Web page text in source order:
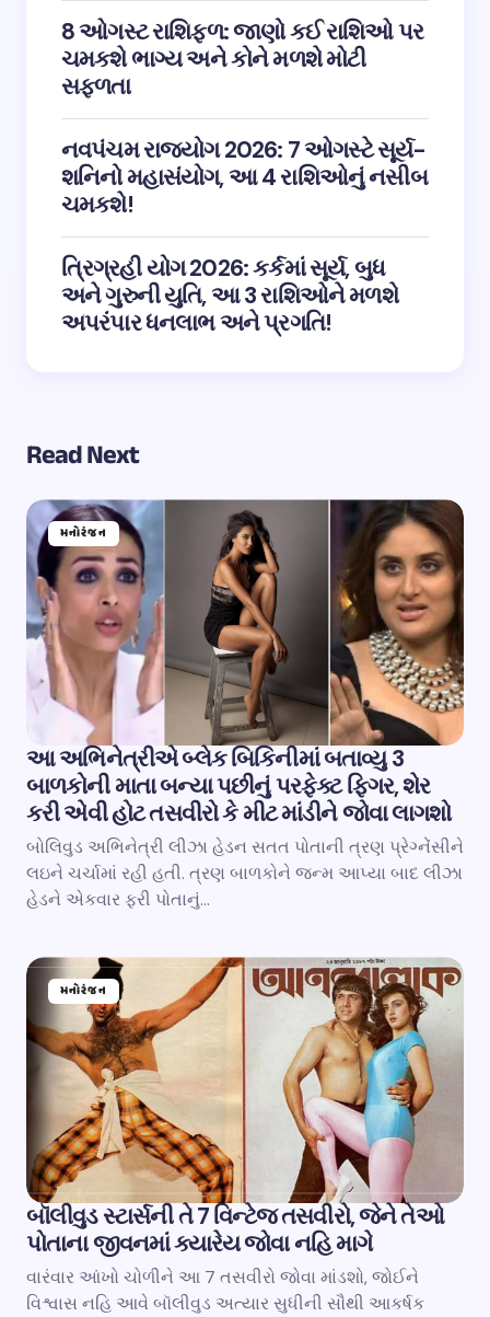
8 ઓગસ્ટ રાશિફળ: જાણો કઈ રાશિઓ પર
ચમકશે ભાગ્ય અને કોને મળશે મોટી
સફળતા
નવપંચમ રાજયોગ 2026: 7 ઓગસ્ટે સૂર્ય-
શનિનો મહાસંયોગ, આ 4 રાશિઓનું નસીબ
ચમકશે!
ત્રિગ્રહી યોગ 2026: કર્કમાં સૂર્ય, બુધ
અને ગુરુની યુતિ, આ 3 રાશિઓને મળશે
અપરંપાર ધનલાભ અને પ્રગતિ!
Read Next
મનોરંજન
આ અભિનેત્રીએ બ્લેક બિકિનીમાં બતાવ્યુ 3
બાળકોની માતા બન્યા પછીનું પરફેક્ટ ફિગર, શેર
કરી એવી હોટ તસવીરો કે મીટ માંડીને જોવા લાગશો
બોલિવુડ અભિનેત્રી લીઝા હેડન સતત પોતાની ત્રણ પ્રેગ્નેંસીને
લઇને ચર્ચામાં રહી હતી. ત્રણ બાળકોને જન્મ આપ્યા બાદ લીઝા
હેડને એકવાર ફરી પોતાનું…
મનોરંજન
બૉલીવુડ સ્ટાર્સની તે 7 વિન્ટેજ તસવીરો, જેને તેઓ
પોતાના જીવનમાં ક્યારેય જોવા નહિ માગે
વારંવાર આંખો ચોળીને આ 7 તસવીરો જોવા માંડશો, જોઈને
વિશ્વાસ નહિ આવે બૉલીવુડ અત્યાર સુધીની સૌથી આકર્ષક